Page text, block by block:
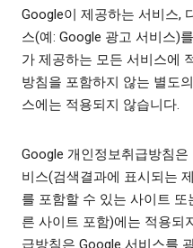
Google이 제공하는 서비스,
스(예: Google 광고 서비스)
가 제공하는 모든 서비스에
방침을 포함하지 않는 별도
스에는 적용되지 않습니다.
Google 개인정보취급방침
비스(검색결과에 표시되는
를 포함할 수 있는 사이트
른 사이트 포함)에는 적용되
급방침은 Google 서비스를